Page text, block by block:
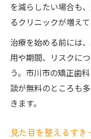
を減らしたい場合も
るクリニックが増えて
治療を始める前には
用や期間、リスクに
う。市川市の矯正歯
談が無料のところも
きます。
見た目を整えるす